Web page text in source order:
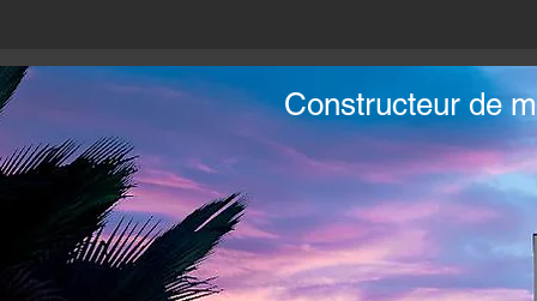
Constructeur de